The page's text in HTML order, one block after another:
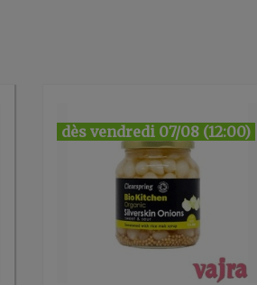
dès vendredi 07/08 (12:00)